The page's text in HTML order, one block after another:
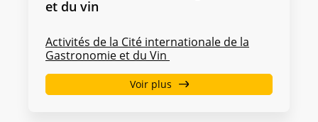
et du vin
Activités de la Cité internationale de la
Gastronomie et du Vin
Voir plus